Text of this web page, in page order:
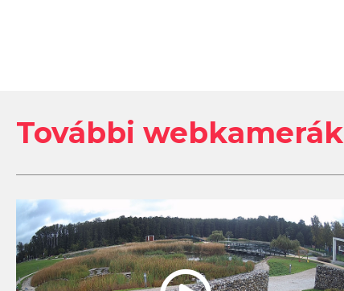
További webkamerák